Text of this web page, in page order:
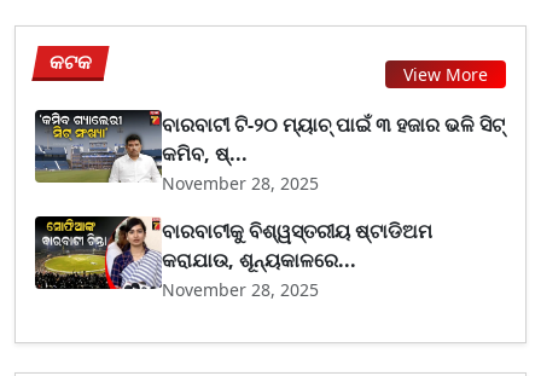
କଟକ View More
ବାରବାଟୀ ଟି-୨୦ ମ୍ୟାଚ୍ ପାଇଁ ୩ ହଜାର ଭଳି ସିଟ୍
କମିବ, ଷ୍...
November 28, 2025
ବାରବାଟୀକୁ ବିଶ୍ୱସ୍ତରୀୟ ଷ୍ଟାଡିଅମ
କରାଯାଉ, ଶୂନ୍ୟକାଳରେ...
November 28, 2025